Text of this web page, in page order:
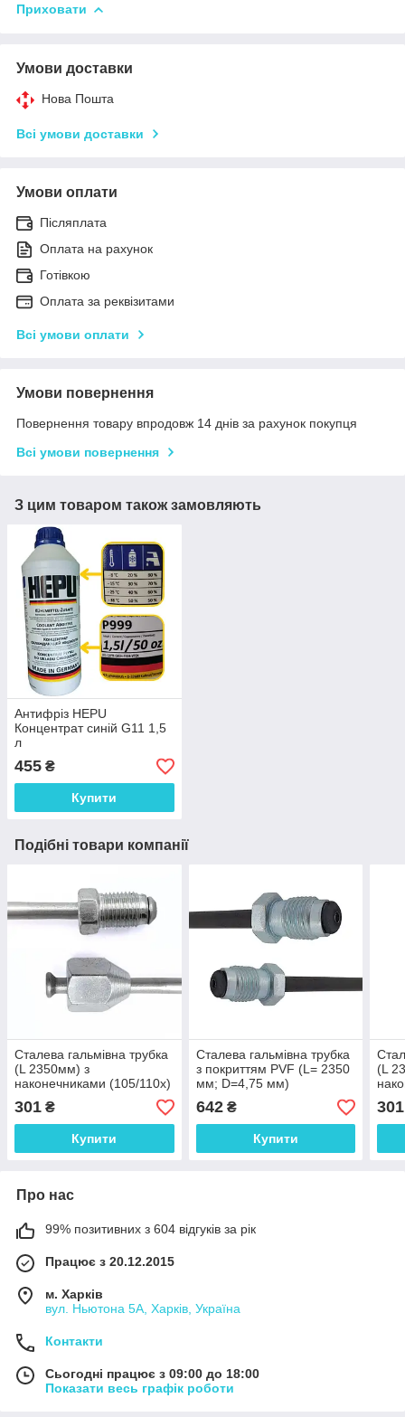
Приховати
Умови доставки
Нова Пошта
Всі умови доставки
Умови оплати
Післяплата
Оплата на рахунок
Готівкою
Оплата за реквізитами
Всі умови оплати
Умови повернення
Повернення товару впродовж 14 днів за рахунок покупця
Всі умови повернення
З цим товаром також замовляють
Антифріз HEPU
Концентрат синій G11 1,5
л
455 ₴
Купити
Подібні товари компанії
Сталева гальмівна трубка
(L 2350мм) з
наконечниками (105/110х)
301 ₴
Купити
Сталева гальмівна трубка
з покриттям PVF (L= 2350
мм; D=4,75 мм)
наконечниками 105а/105а
- WP1460PVF
642₴
Купити
(L
301
Про нас
99% позитивних з 604 відгуків за рік
Працює з 20.12.2015
м. Харків
вул. Ньютона 5А, Харків, Україна
Контакти
Сьогодні працює з 09:00 до 18:00
Показати весь графік роботи